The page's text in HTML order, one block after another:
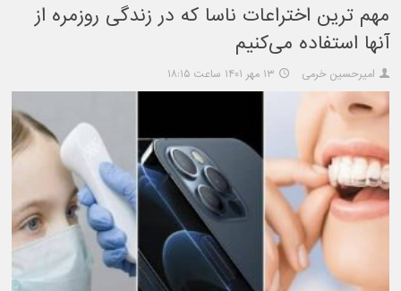
مهم ترین اختراعات ناسا که در زندگی روزمره از
آنها استفاده می‌کنیم
امیرحسین خرمی ۱۳ مهر ۱۴۰۱ ساعت ۱۸:۱۵